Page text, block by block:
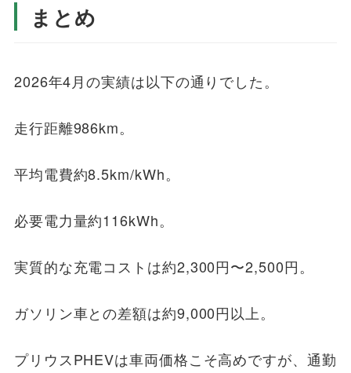
まとめ
2026年4月の実績は以下の通りでした。
走行距離986km。
平均電費約8.5km/kWh。
必要電力量約116kWh。
実質的な充電コストは約2,300円〜2,500円。
ガソリン車との差額は約9,000円以上。
プリウスPHEVは車両価格こそ高めですが、通勤